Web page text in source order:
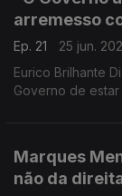
arremesso
Ep. 21
25 jun.
Eurico Brilhante
Governo de estar
Marques
não da